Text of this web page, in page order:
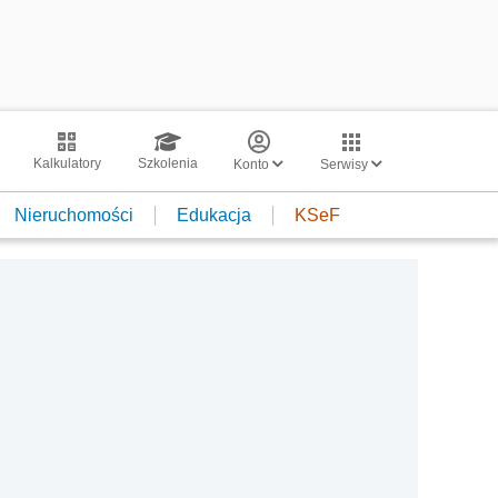
Kalkulatory Szkolenia Konto Serwisy
Nieruchomości Edukacja KSeF